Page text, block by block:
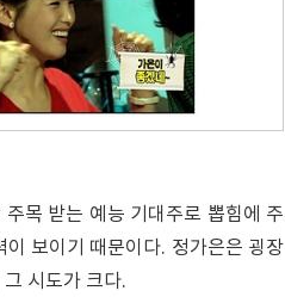
목 받는 예능 기대주로 뽑힘에 주
보이기 때문이다. 정가은은 굉장
시도가 크다.